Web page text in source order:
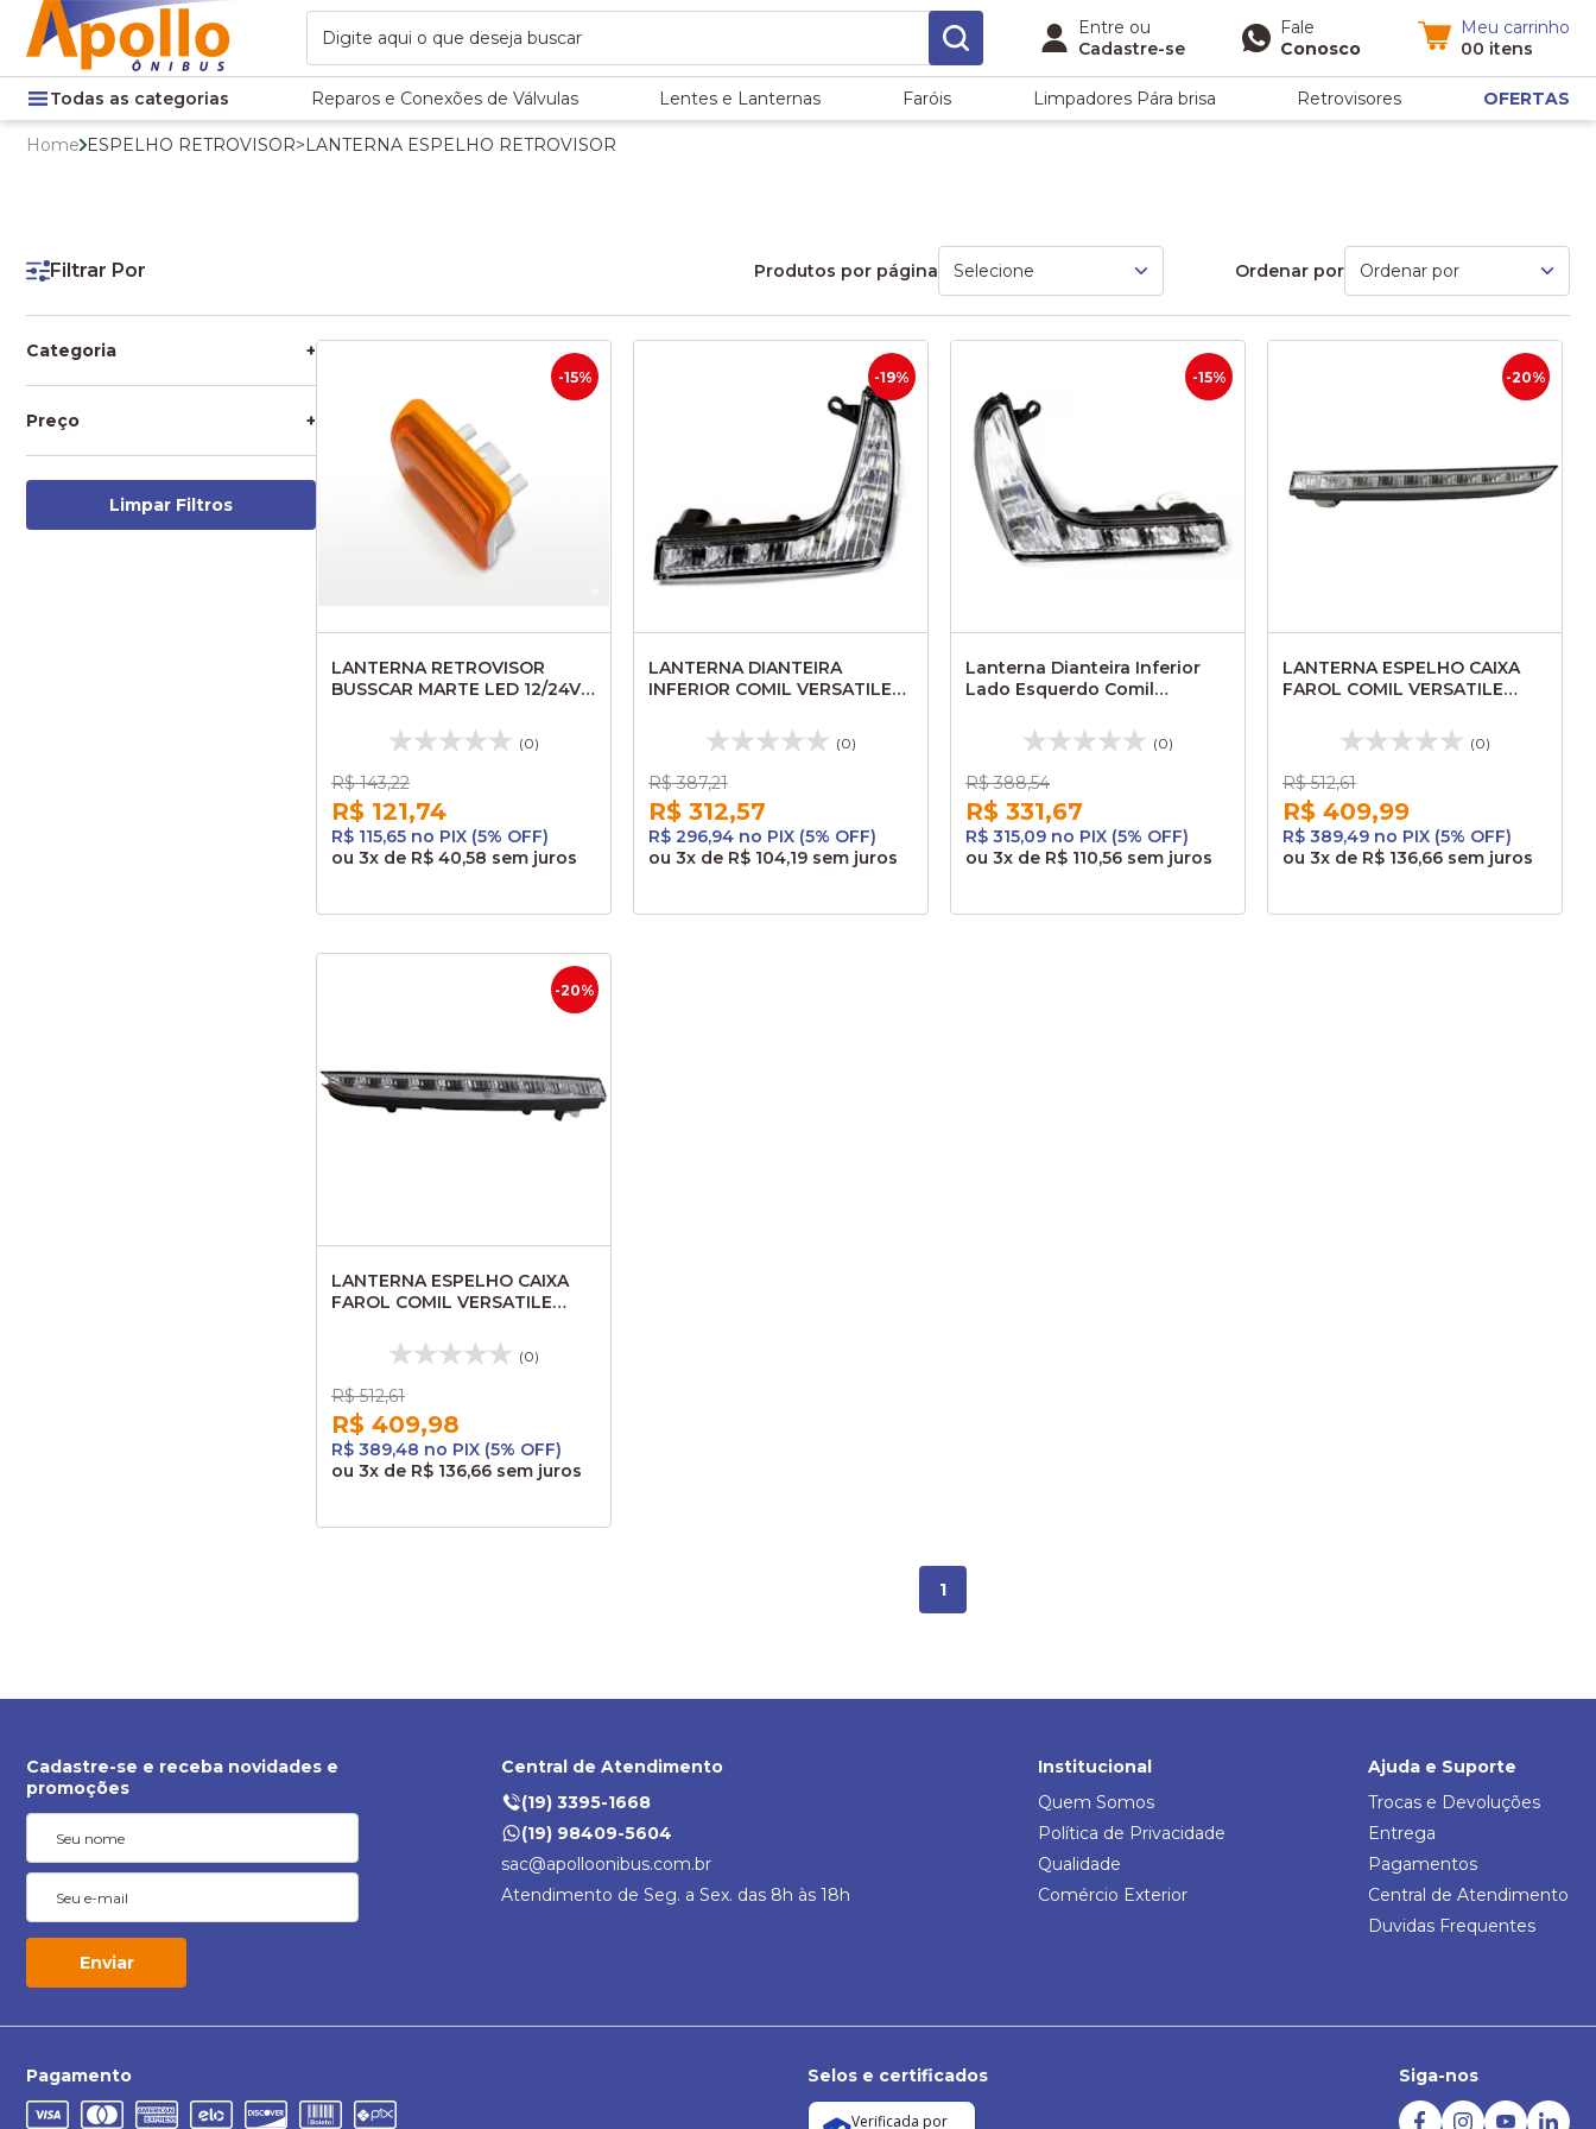
Entre ou
Cadastre-se
Fale
Conosco
Meu carrinho
00 itens
Todas as categorias Reparos e Conexões de Válvulas Lentes e Lanternas Faróis Limpadores Pára brisa Retrovisores OFERTAS
Home ESPELHO RETROVISOR>LANTERNA ESPELHO RETROVISOR
Filtrar Por Produtos por página Ordenar por
Categoria
+
RETROVISOR
Preço +
Limpar Filtros
-15%
LANTERNA RETROVISOR
BUSSCAR MARTE LED 12/24VC
(0)
R$ 143,22
R$ 121,74
R$ 115,65 no PIX (5% OFF)
ou 3x de R$ 40,58 sem juros
-19%
LANTERNA DIANTEIRA
INFERIOR COMIL VERSATILE
(0)
R$ 387,21
R$ 312,57
R$ 296,94 no PIX (5% OFF)
ou 3x de R$ 104,19 sem juros
-15%
Lanterna Dianteira Inferior
Lado Esquerdo Comil
(0)
R$ 388,54
R$ 331,67
R$ 315,09 no PIX (5% OFF)
ou 3x de R$ 110,56 sem juros
-20%
LANTERNA ESPELHO CAIXA
FAROL COMIL VERSATILE
(0)
R$ 512,61
R$ 409,99
R$ 389,49 no PIX (5% OFF)
ou 3x de R$ 136,66 sem juros
-20%
LANTERNA ESPELHO CAIXA
FAROL COMIL VERSATILE
(0)
R$ 512,61
R$ 409,98
R$ 389,48 no PIX (5% OFF)
ou 3x de R$ 136,66 sem juros
1
Cadastre-se e receba novidades e
promoções
Enviar
Central de Atendimento
(19) 3395-1668
(19) 98409-5604
sac@apolloonibus.com.br
Atendimento de Seg. a Sex. das 8h às 18h
Institucional
Quem Somos
Política de Privacidade
Qualidade
Comércio Exterior
Ajuda e Suporte
Trocas e Devoluções
Entrega
Pagamentos
Central de Atendimento
Duvidas Frequentes
Pagamento Selos e certificados
Verificada por
Siga-nos